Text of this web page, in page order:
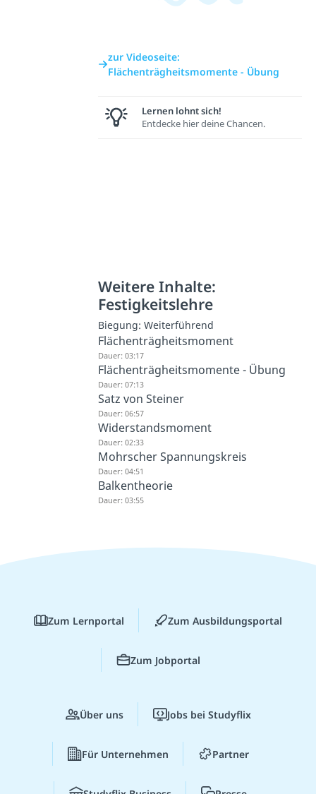
zur Videoseite:
Flächenträgheitsmomente - Übung
Lernen lohnt sich!
Entdecke hier deine Chancen.
Weitere Inhalte:
Festigkeitslehre
Biegung: Weiterführend
Flächenträgheitsmoment
Dauer: 03:17
Flächenträgheitsmomente - Übung
Dauer: 07:13
Satz von Steiner
Dauer: 06:57
Widerstandsmoment
Dauer: 02:33
Mohrscher Spannungskreis
Dauer: 04:51
Balkentheorie
Dauer: 03:55
Zum Lernportal Zum Ausbildungsportal
Zum Jobportal
Über uns Jobs bei Studyflix
Für Unternehmen Partner